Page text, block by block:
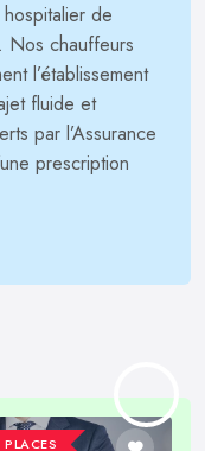
de
Nos chauffeurs
l’établissement
fluide et
par l’Assurance
prescription
PLACES